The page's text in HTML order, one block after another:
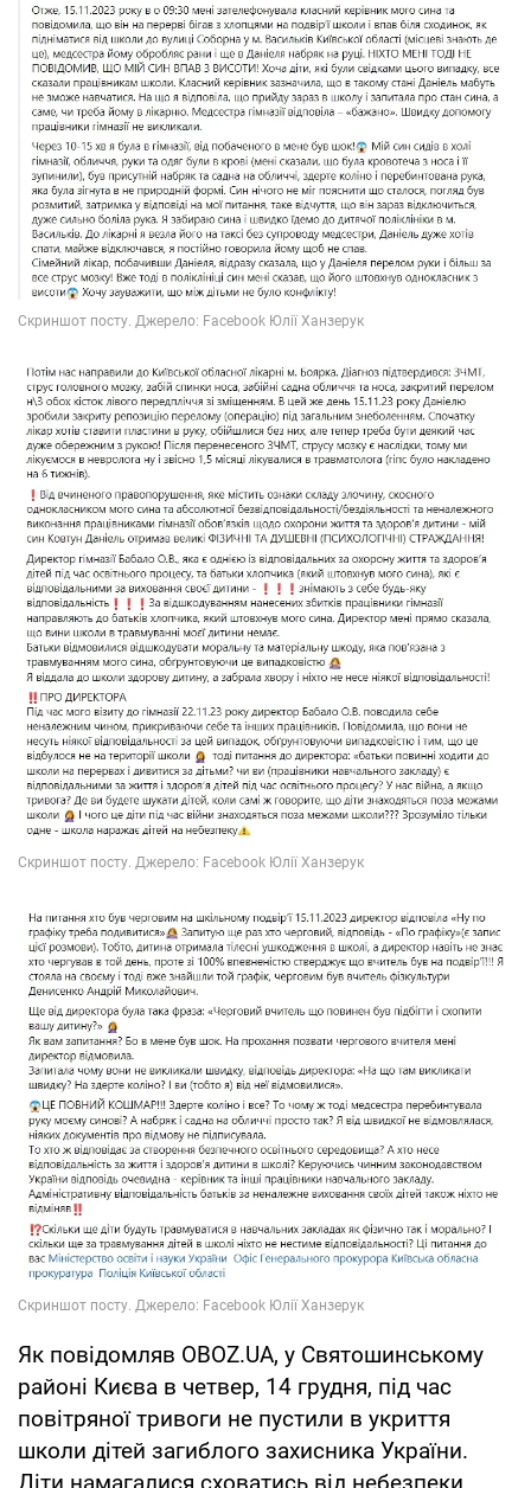
Як повідомляв OBOZ.UA, у Святошинському
районі Києва в четвер, 14 грудня, під час
повітряної тривоги не пустили в укриття
школи дітей загиблого захисника України.